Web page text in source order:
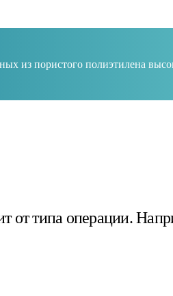
из пористого полиэтилена
от типа операции.